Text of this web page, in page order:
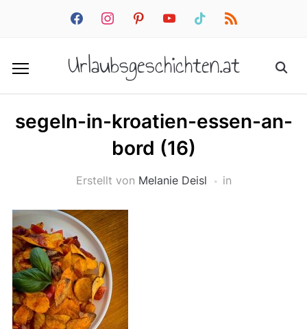
facebookinstagrampinterestyoutube tiktok rss
Urlaubsgeschichten.at
segeln-in-kroatien-essen-an-
bord (16)
Erstellt von Melanie Deisl in